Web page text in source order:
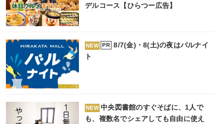
デルコース【ひらつー広告】
NEW PR
8/7(金)・8(土)の夜はバルナイ
ト
NEW 中央図書館のすぐそばに、1人で
も、複数名でシェアしても自由に使え